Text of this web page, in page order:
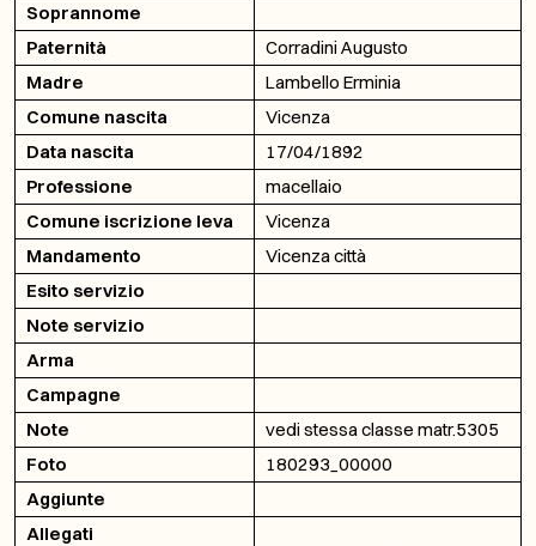
Soprannome
Paternità
Corradini Augusto
Madre
Lambello Erminia
Comune nascita
Vicenza
Data nascita
17/04/1892
Professione
macellaio
Comune iscrizione leva
Vicenza
Mandamento
Vicenza città
Esito servizio
Note servizio
Arma
Campagne
Note
vedi stessa classe matr.5305
Foto
180293_00000
Aggiunte
Allegati